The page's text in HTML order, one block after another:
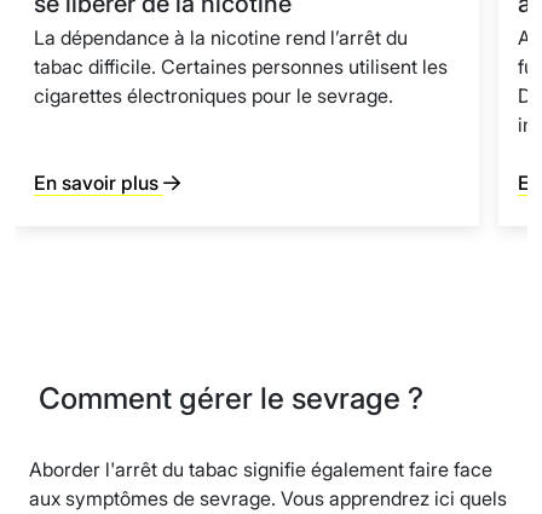
La dépendance à la nicotine rend l’arrêt du
tabac difficile. Certaines personnes utilisent les
cigarettes électroniques pour le sevrage.
En savoir plus
Comment gérer le sevrage ?
Aborder l'arrêt du tabac signifie également faire face
aux symptômes de sevrage. Vous apprendrez ici quels